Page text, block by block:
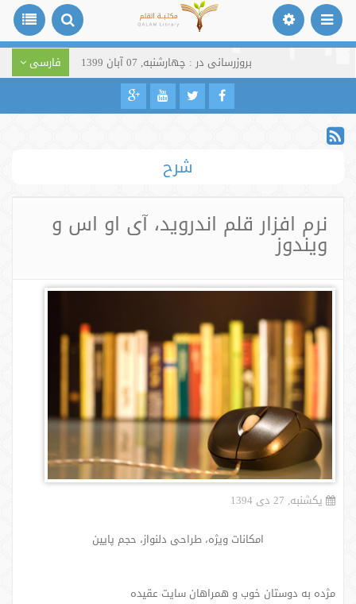
بروزرسانی در : چهارشنبه, 07 آبان 1399 فارسی
شرح
نرم افزار قلم اندروید، آی او اس و
ویندوز
یکشنبه, 27 دی 1394
امکانات ویژه، طراحی دلنواز، حجم پایین
مژده به دوستان خوب و همراهان سایت عقیده